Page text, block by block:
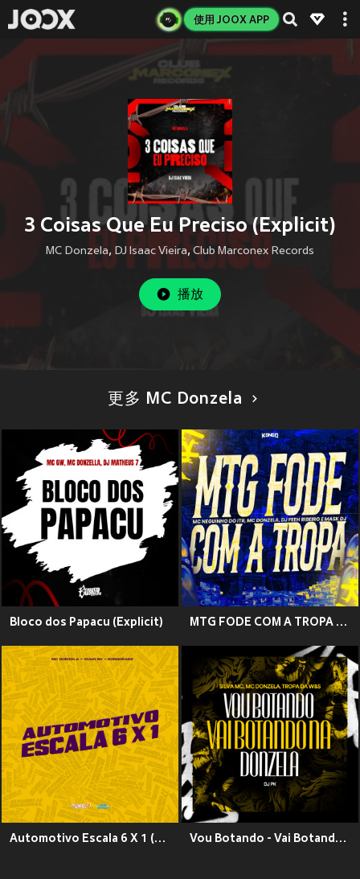
使用 JOOX APP
3 Coisas Que Eu Preciso (Explicit)
MC Donzela, DJ Isaac Vieira,Club Marconex Records
播放
更多 MC Donzela
Bloco dos Papacu (Explicit) MTG FODE COM A TROPA (Explicit)
Automotivo Escala 6 X 1 (Explicit) Vou Botando - Vai Botando Na Donzela (Explicit)